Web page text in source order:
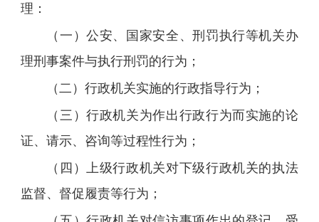
理：
（一）公安、国家安全、刑罚执行等机关办
理刑事案件与执行刑罚的行为；
（二）行政机关实施的行政指导行为；
（三）行政机关为作出行政行为而实施的论
证、请示、咨询等过程性行为；
（四）上级行政机关对下级行政机关的执法
监督、督促履责等行为；